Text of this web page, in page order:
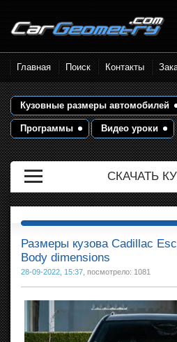
Размеры кузова автомобилей.
Контрольные точки и кузовные
размеры. Геометрия кузова
Главная Поиск Контакты
Кузовные размеры автомобилей
Программы Видео уроки
СКАЧАТЬ
Размеры кузова Cadillac
Body dimensions
28-09-2022, 15:37 , посмотрело: 1081